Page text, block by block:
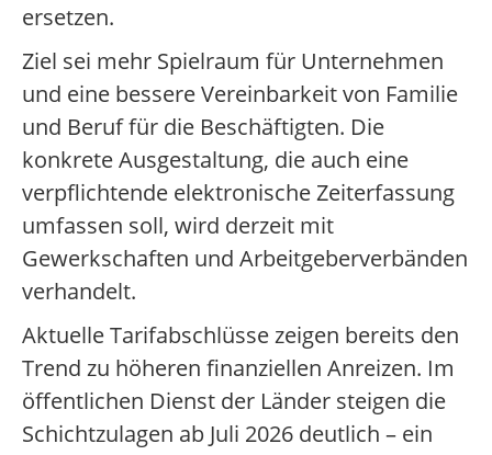
ersetzen.
Ziel sei mehr Spielraum für Unternehmen
und eine bessere Vereinbarkeit von Familie
und Beruf für die Beschäftigten. Die
konkrete Ausgestaltung, die auch eine
verpflichtende elektronische Zeiterfassung
umfassen soll, wird derzeit mit
Gewerkschaften und Arbeitgeberverbänden
verhandelt.
Aktuelle Tarifabschlüsse zeigen bereits den
Trend zu höheren finanziellen Anreizen. Im
öffentlichen Dienst der Länder steigen die
Schichtzulagen ab Juli 2026 deutlich – ein